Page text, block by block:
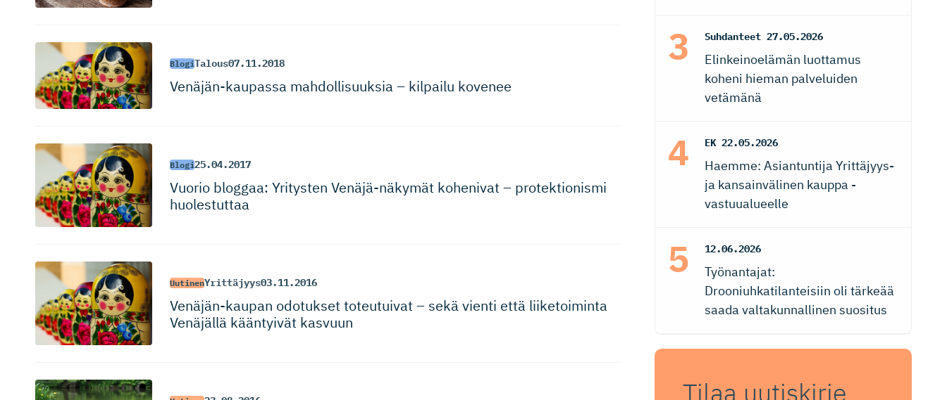
BlogiTalous07.11.2018
Venäjän-kaupassa mahdollisuuksia – kilpailu kovenee
Blogi25.04.2017
Vuorio bloggaa: Yritysten Venäjä-näkymät kohenivat – protektionismi
huolestuttaa
UutinenYrittäjyys03.11.2016
Venäjän-kaupan odotukset toteutuivat – sekä vienti että liiketoiminta
Venäjällä kääntyivät kasvuun
Suhdanteet 27.05.2026
Elinkeinoelämän luottamus
koheni hieman palveluiden
vetämänä
EK 22.05.2026
Haemme: Asiantuntija Yrittäjyys-
ja kansainvälinen kauppa -
vastuualueelle
12.06.2026
Työnantajat:
Drooniuhkatilanteisiin oli tärkeää
saada valtakunnallinen suositus
Tilaa uutiskirje